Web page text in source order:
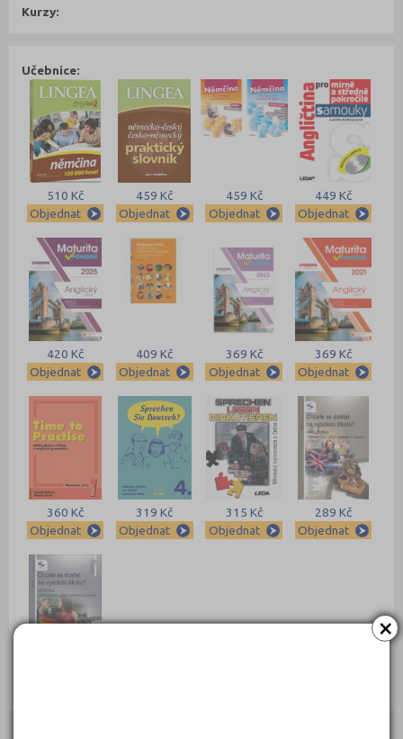
×
Kurzy:
Učebnice:
510 Kč
Objednat
459 Kč
Objednat
459 Kč
Objednat
449 Kč
Objednat
420 Kč
Objednat
409 Kč
Objednat
369 Kč
Objednat
369 Kč
Objednat
360 Kč
Objednat
319 Kč
Objednat
315 Kč
Objednat
289 Kč
Objednat